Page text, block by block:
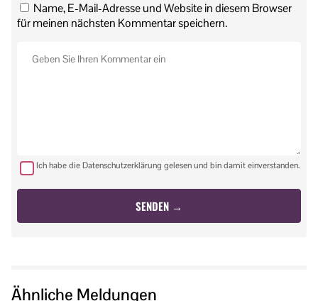
Name, E-Mail-Adresse und Website in diesem Browser
für meinen nächsten Kommentar speichern.
Ich habe die Datenschutzerklärung gelesen und bin damit einverstanden.
Ähnliche Meldungen